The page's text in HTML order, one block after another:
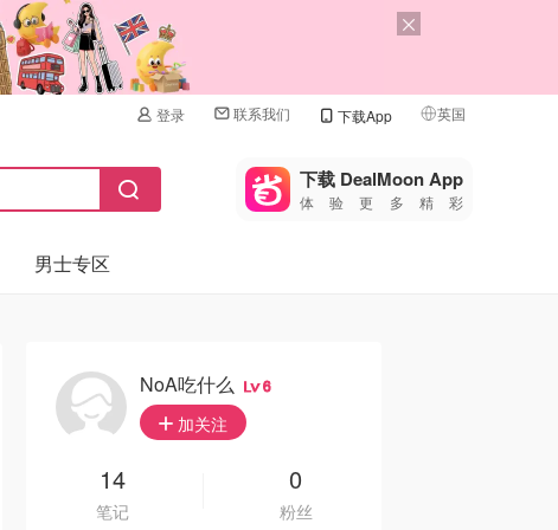
登录 联系我们 下载App 英国
🇺🇸
🇨🇳 中国
下载 DealMoon App
体验更多精彩
男士专区
NoA吃什么 6
加关注
14
笔记
0
粉丝